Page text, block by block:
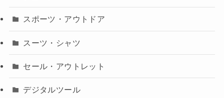
スポーツ・アウトドア
スーツ・シャツ
セール・アウトレット
デジタルツール